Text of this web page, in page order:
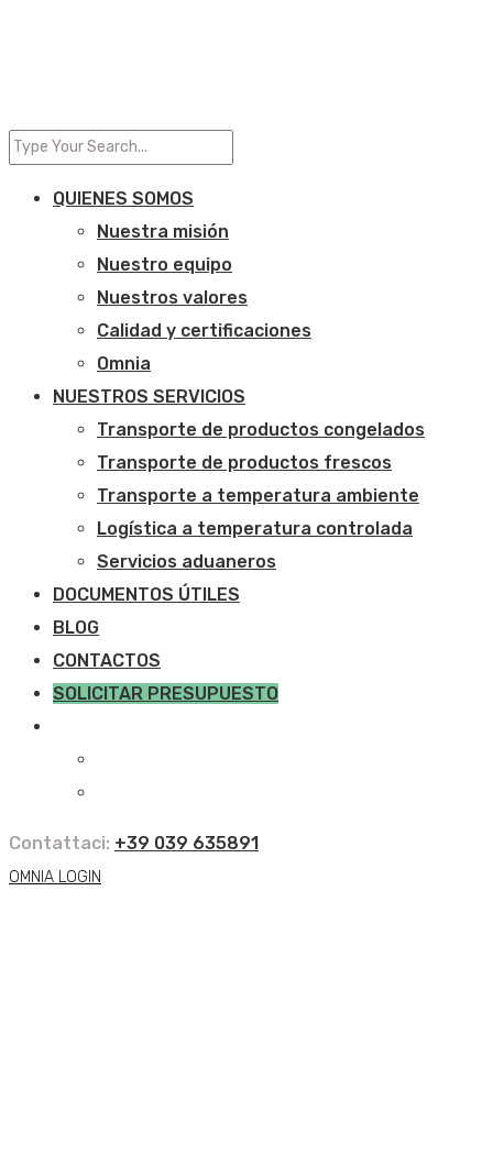
QUIENES SOMOS
Nuestra misión
Nuestro equipo
Nuestros valores
Calidad y certificaciones
Omnia
NUESTROS SERVICIOS
Transporte de productos congelados
Transporte de productos frescos
Transporte a temperatura ambiente
Logística a temperatura controlada
Servicios aduaneros
DOCUMENTOS ÚTILES
BLOG
CONTACTOS
SOLICITAR PRESUPUESTO
Contattaci: +39 039 635891
OMNIA LOGIN